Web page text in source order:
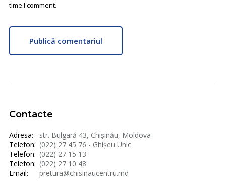
time I comment.
Publică comentariul
Contacte
Adresa:
str. Bulgară 43, Chișinău, Moldova
Telefon: (022) 27 45 76 - Ghișeu Unic
Telefon: (022) 27 15 13
Telefon: (022) 27 10 48
Email:
pretura@chisinaucentru.md